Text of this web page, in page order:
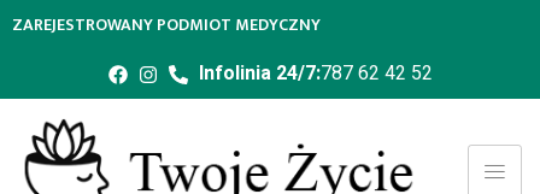
ZAREJESTROWANY PODMIOT MEDYCZNY
Infolinia 24/7:787 62 42 52